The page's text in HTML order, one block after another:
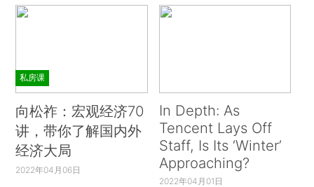
私房课
向松祚：宏观经济70
讲，带你了解国内外
经济大局
2022年04月06日
In Depth: As
Tencent Lays Off
Staff, Is Its ‘Winter’
Approaching?
2022年04月01日